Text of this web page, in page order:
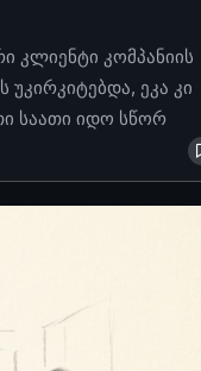
კლიენტი კომპანიის
ეკა კი
საათი იდო სწორ